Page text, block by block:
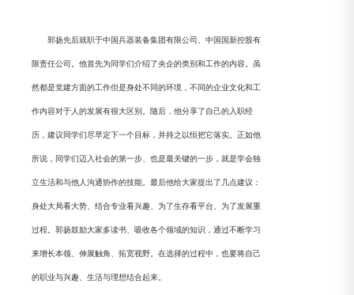
郭扬先后就职于中国兵器装备集团有限公司、中国国新控股有
限责任公司。他首先为同学们介绍了央企的类别和工作的内容。虽
然都是党建方面的工作但是身处不同的环境，不同的企业文化和工
作内容对于人的发展有很大区别。随后，他分享了自己的入职经
历，建议同学们尽早定下一个目标，并持之以恒把它落实。正如他
所说，同学们迈入社会的第一步、也是最关键的一步，就是学会独
立生活和与他人沟通协作的技能。最后他给大家提出了几点建议：
身处大局看大势、结合专业看兴趣、为了生存看平台、为了发展重
过程。郭扬鼓励大家多读书、吸收各个领域的知识，通过不断学习
来增长本领、伸展触角、拓宽视野。在选择的过程中，也要将自己
的职业与兴趣、生活与理想结合起来。